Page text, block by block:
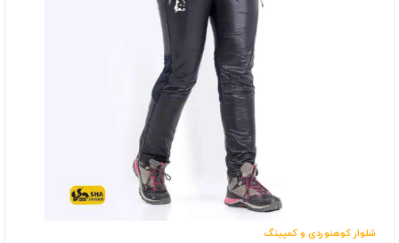
شلوار کوهنوردی و کمپینگ